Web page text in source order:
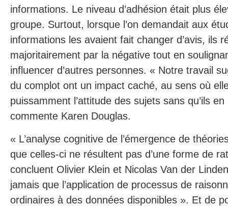
informations. Le niveau d’adhésion était plus
groupe. Surtout, lorsque l’on demandait aux
informations les avaient fait changer d’avis, ils
majoritairement par la négative tout en
influencer d’autres personnes. « Notre travail
du complot ont un impact caché, au sens où
puissamment l’attitude des sujets sans qu’ils
commente Karen Douglas.
« L’analyse cognitive de l’émergence de
que celles-ci ne résultent pas d’une forme de
concluent Olivier Klein et Nicolas Van der
jamais que l’application de processus de
ordinaires à des données disponibles ». Et de